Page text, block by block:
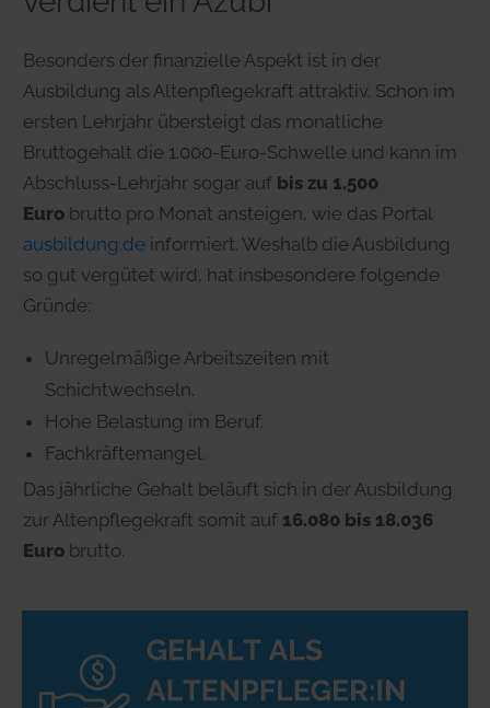
Besonders der finanzielle Aspekt ist in der
Ausbildung als Altenpflegekraft attraktiv. Schon im
ersten Lehrjahr übersteigt das monatliche
Bruttogehalt die 1.000-Euro-Schwelle und kann im
Abschluss-Lehrjahr sogar auf bis zu 1.500
Euro brutto pro Monat ansteigen, wie das Portal
ausbildung.de informiert. Weshalb die Ausbildung
so gut vergütet wird, hat insbesondere folgende
Gründe:
Unregelmäßige Arbeitszeiten mit
Schichtwechseln.
Hohe Belastung im Beruf.
Fachkräftemangel.
Das jährliche Gehalt beläuft sich in der Ausbildung
zur Altenpflegekraft somit auf 16.080 bis 18.036
Euro brutto.